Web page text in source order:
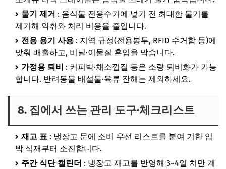
물기 제거 : 음식물 전용수거에 넣기 전 최대한 물기를
제거해 악취와 처리 비용을 줄입니다.
전용 용기 사용 : 지역 규정(전용봉투, RFID 수거함 등)에
맞춰 배출하고, 비닐·이물질 혼입을 막습니다.
가정용 퇴비 : 커피박·채소껍질 등은 소량 퇴비화가 가능
합니다. 반려동물 배설물·육류 잔해는 제외하세요.
8. 집에서 쓰는 관리 도구·체크리스트
재고 표 : 냉장고 문에 소비 우선 리스트를 붙여 기한 임
박 식재부터 소진합니다.
주간 식단 캘린더 : 냉장고 재고를 반영해 3~4일 치만 계